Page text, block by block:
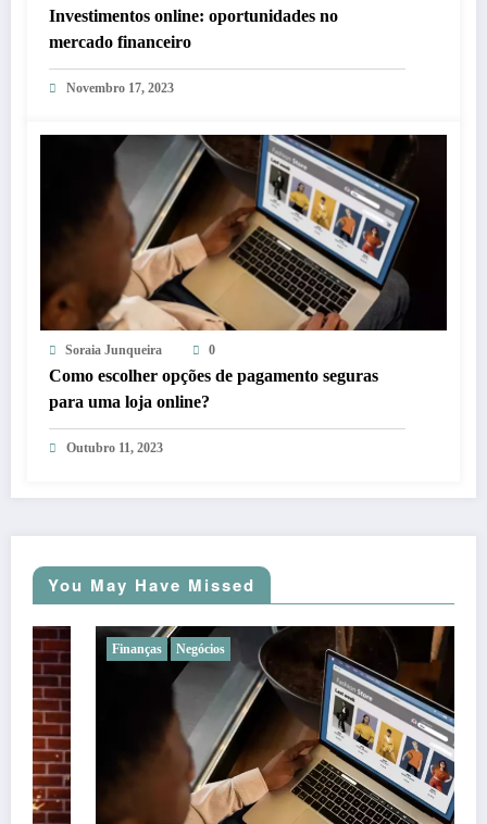
Investimentos online: oportunidades no
mercado financeiro
Novembro 17, 2023
Soraia Junqueira 0
Como escolher opções de pagamento seguras
para uma loja online?
Outubro 11, 2023
You May Have Missed
Finanças Negócios